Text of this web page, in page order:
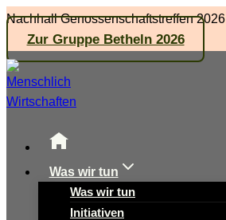
Zum
Inhalt
springen
Nachhall Genossenschaftstreffen 2026
Zur Gruppe Betheln 2026
Was wir tun
Was wir tun
Initiativen